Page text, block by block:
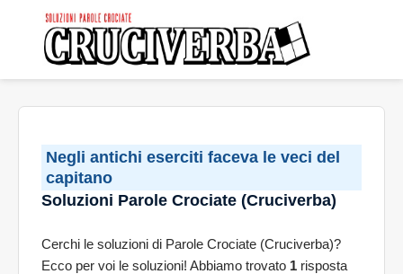
Negli antichi eserciti faceva le veci del
capitano
Soluzioni Parole Crociate (Cruciverba)
Cerchi le soluzioni di Parole Crociate (Cruciverba)?
Ecco per voi le soluzioni! Abbiamo trovato 1 risposta